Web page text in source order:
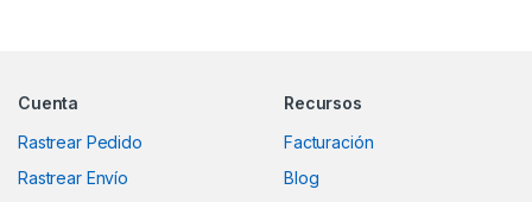
Cuenta
Rastrear Pedido
Rastrear Envío
Recursos
Facturación
Blog